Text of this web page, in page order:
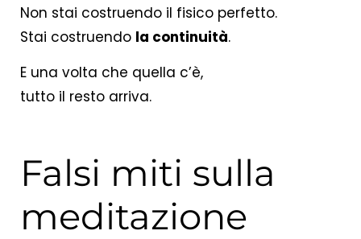
Non stai costruendo il fisico perfetto.
Stai costruendo la continuità.
E una volta che quella c’è,
tutto il resto arriva.
Falsi miti sulla
meditazione